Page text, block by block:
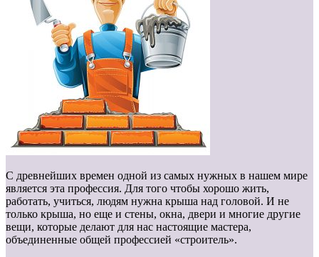
С древнейших времен одной из самых нужных в нашем мире
является эта профессия. Для того чтобы хорошо жить,
работать, учиться, людям нужна крыша над головой. И не
только крыша, но еще и стены, окна, двери и многие другие
вещи, которые делают для нас настоящие мастера,
объединенные общей профессией «строитель».